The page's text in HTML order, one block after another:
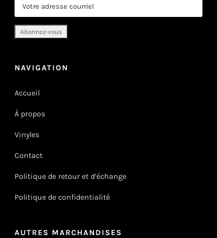
NAVIGATION
Accueil
À propos
Vinyles
Contact
Politique de retour et d’échange
Politique de confidentialité
AUTRES MARCHANDISES